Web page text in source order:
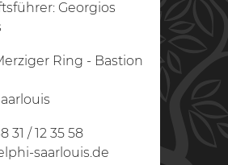
Georgios
Ring - Bastion
31 / 12 35 58
saarlouis.de